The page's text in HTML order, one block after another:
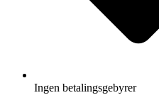
Ingen betalingsgebyrer